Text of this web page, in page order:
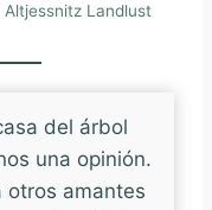
Landlust
del árbol
una opinión.
otros amantes